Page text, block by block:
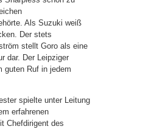
Als Suzuki weiß
Der stets
stellt Goro als eine
dar. Der Leipziger
guten Ruf in jedem
spielte unter Leitung
erfahrenen
Chefdirigent des